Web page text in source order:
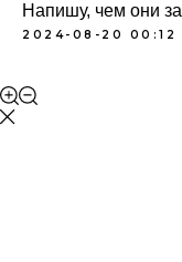
Напишу, чем они
2024-08-20 00:12